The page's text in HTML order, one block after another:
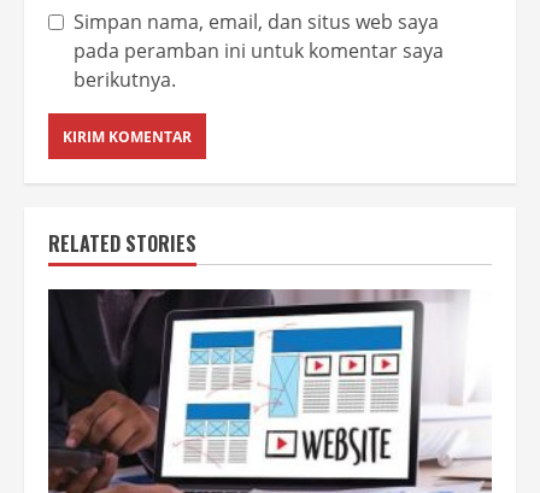
Simpan nama, email, dan situs web saya
pada peramban ini untuk komentar saya
berikutnya.
RELATED STORIES